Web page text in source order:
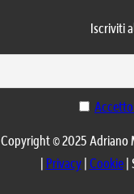
Iscriviti
Copyright © 2025 Adriano
Privacy| Cookie|